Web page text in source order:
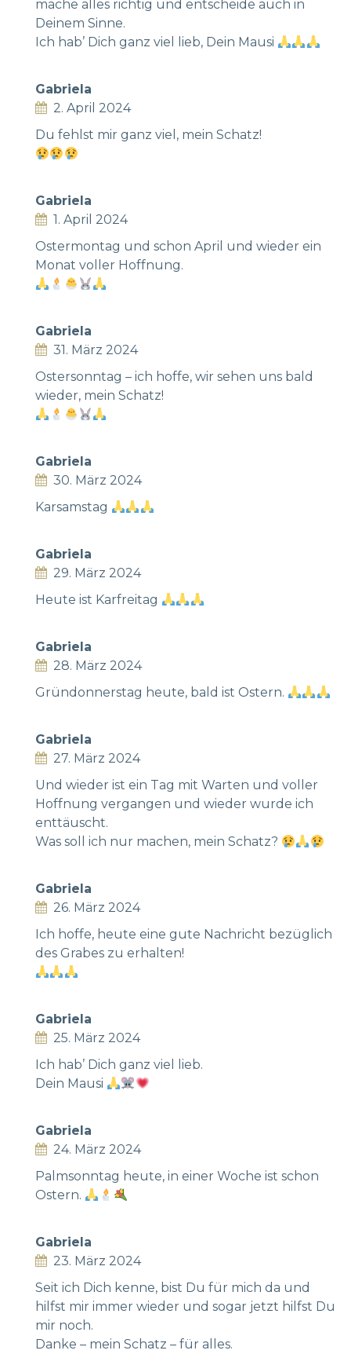
mache alles richtig und entscheide auch in
Deinem Sinne.
Ich hab’ Dich ganz viel lieb, Dein Mausi
Gabriela
2. April 2024
Du fehlst mir ganz viel, mein Schatz!
Gabriela
1. April 2024
Ostermontag und schon April und wieder ein
Monat voller Hoffnung.
Gabriela
31. März 2024
Ostersonntag – ich hoffe, wir sehen uns bald
wieder, mein Schatz!
Gabriela
30. März 2024
Karsamstag
Gabriela
29. März 2024
Heute ist Karfreitag
Gabriela
28. März 2024
Gründonnerstag heute, bald ist Ostern.
Gabriela
27. März 2024
Und wieder ist ein Tag mit Warten und voller
Hoffnung vergangen und wieder wurde ich
enttäuscht.
Was soll ich nur machen, mein Schatz?
Gabriela
26. März 2024
Ich hoffe, heute eine gute Nachricht bezüglich
des Grabes zu erhalten!
Gabriela
25. März 2024
Ich hab’ Dich ganz viel lieb.
Dein Mausi
Gabriela
24. März 2024
Palmsonntag heute, in einer Woche ist schon
Ostern.
Gabriela
23. März 2024
Seit ich Dich kenne, bist Du für mich da und
hilfst mir immer wieder und sogar jetzt hilfst Du
mir noch.
Danke – mein Schatz – für alles.